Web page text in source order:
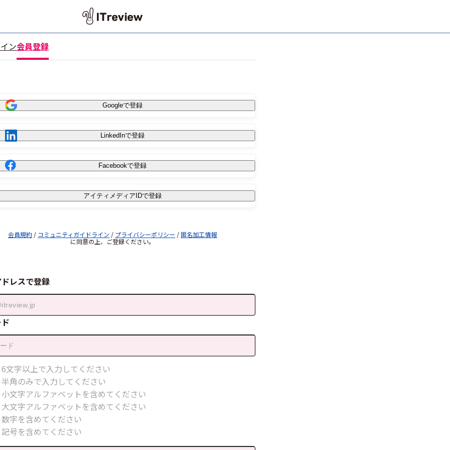
ン会員登録
Googleで登録
LinkedInで登録
Facebookで登録
アイティメディアIDで登録
会員規約 / コミュニティガイドライン / プライバシーポリシー /匿名加工情報
に同意の上、ご登録ください。
レスで登録
6文字以上で入力してください
半角のみで入力してください
小文字アルファベットを含めてください
大文字アルファベットを含めてください
数字を含めてください
記号を含めてください